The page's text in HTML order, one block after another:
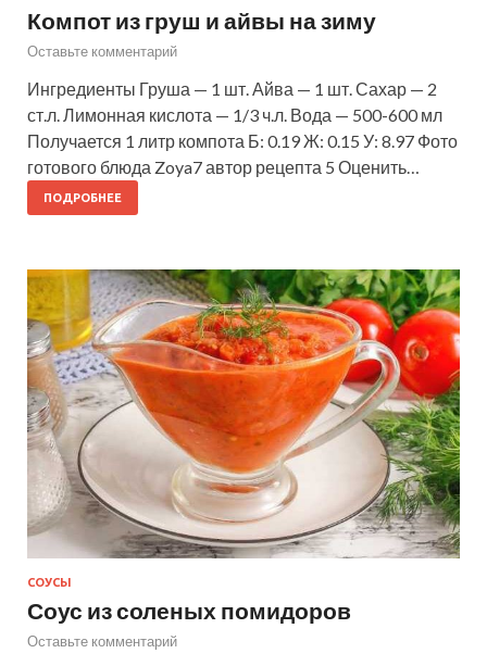
Компот из груш и айвы на зиму
Оставьте комментарий
Ингредиенты Груша — 1 шт. Айва — 1 шт. Сахар — 2
ст.л. Лимонная кислота — 1/3 ч.л. Вода — 500-600 мл
Получается 1 литр компота Б: 0.19 Ж: 0.15 У: 8.97 Фото
готового блюда Zoya7 автор рецепта 5 Оценить…
ПОДРОБНЕЕ
СОУСЫ
Соус из соленых помидоров
Оставьте комментарий